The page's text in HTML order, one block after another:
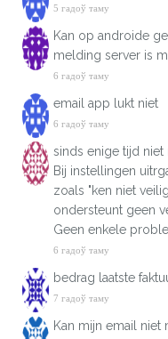
5 гадоў таму
Kan op androide
melding server is
6 гадоў таму
email app lukt niet
6 гадоў таму
sinds enige tijd
Bij instellingen
zoals "ken niet
ondersteunt geen
Geen enkele
6 гадоў таму
bedrag laatste
7 гадоў таму
Kan mijn email